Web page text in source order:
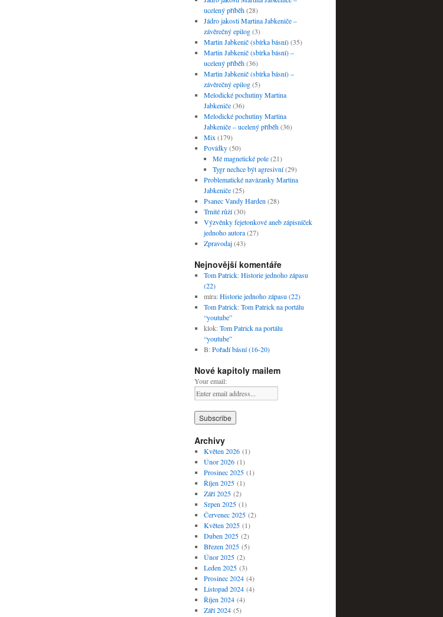
ucelený příběh(28)
Jádro jakosti Martina Jabkeniče –
závěrečný epilog(3)
Martin Jabkenič (sbírka básní)(35)
Martin Jabkenič (sbírka básní) –
ucelený příběh(36)
Martin Jabkenič (sbírka básní) –
závěrečný epilog(5)
Melodické pochutiny Martina
Jabkeniče(36)
Melodické pochutiny Martina
Jabkeniče – ucelený příběh(36)
Mix (179)
Povídky(50)
Mé magnetické pole(21)
Tygr nechce být agresivní(29)
Problematické navázanky Martina
Jabkeniče(25)
Psanec Vandy Harden (28)
Trnité růží(30)
Výzvěnky fejetonkové aneb zápisníček
jednoho autora(27)
Zpravodaj(43)
Nejnovější komentáře
Tom Patrick:Historie jednoho zápasu
(22)
míra:Historie jednoho zápasu (22)
Tom Patrick:Tom Patrick na portálu
“youtube”
klok:Tom Patrick na portálu
“youtube”
B:Pořadí básní (16-20)
Nové kapitoly mailem
Your email:
Archivy
Květen 2026(1)
Únor 2026(1)
Prosinec 2025(1)
Říjen 2025(1)
Září 2025(2)
Srpen 2025(1)
Červenec 2025(2)
Květen 2025(1)
Duben 2025(2)
Březen 2025(5)
Únor 2025(2)
Leden 2025(3)
Prosinec 2024(4)
Listopad 2024(4)
Říjen 2024(4)
Září 2024(5)